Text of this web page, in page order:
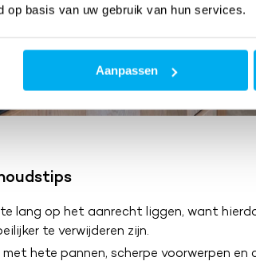
op basis van uw gebruik van hun services.
Aanpassen
lang op het aanrecht liggen, want
te verwijderen zijn.
hete pannen, scherpe voorwerpen en